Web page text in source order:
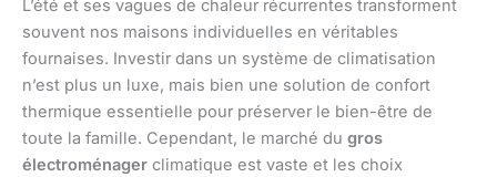
L’été et ses vagues de chaleur récurrentes transforment
souvent nos maisons individuelles en véritables
fournaises. Investir dans un système de climatisation
n’est plus un luxe, mais bien une solution de confort
thermique essentielle pour préserver le bien-être de
toute la famille. Cependant, le marché du gros
électroménager climatique est vaste et les choix